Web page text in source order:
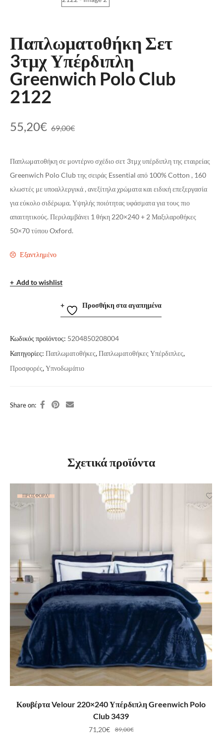
Παπλωματοθήκη Σετ
3τμχ Υπέρδιπλη
Greenwich Polo Club
2122
69,00€
55,20€
Παπλωματοθήκη σε μοντέρνο σχέδιο σετ 3τμχ υπέρδιπλη της εταιρείας
Greenwich Polo Club της σειράς Essential από 100% Cotton , 160
κλωστές με υποαλλεργικά , ανεξίτηλα χρώματα και ειδική επεξεργασία
για εύκολο σιδέρωμα. Υψηλής ποιότητας υφάσματα για τους πιο
απαιτητικούς. Περιλαμβάνει 1 θήκη 220×240 + 2 Μαξιλαροθήκες
50×70 τύπου Oxford.
Εξαντλημένο
Add to wishlist
Προσθήκη στα αγαπημένα
Κωδικός προϊόντος: 5204850208004
Κατηγορίες: Παπλωματοθήκες,Παπλωματοθήκες Υπέρδιπλες,
Προσφορές,Υπνοδωμάτιο
Share on:
Σχετικά προϊόντα
ΠΡΟΣΦΟΡΆ!
ΠΡΟΣΘΉΚΗ ΣΤΟ ΚΑΛΆΘΙ
Κουβέρτα Velour 220×240 Υπέρδιπλη Greenwich Polo
Club 3439
89,00€
71,20€